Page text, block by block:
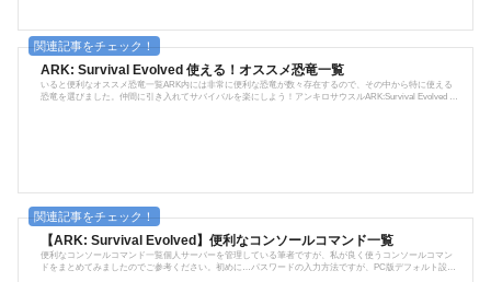
ARK: Survival Evolvedで腐敗ゲージを復活させる小技を伝
授。腐りそうなアイテムはとある方法で消費期限が回復しま
す。小技を駆使してアイテムのロスを減らしてみましょう。
【ARK: Survival Evolved】
意外な椅子の使い道
ARK: Survival Evolved 使える！オススメ恐竜一覧
いると便利なオススメ恐竜一覧ARK内には非常に便利な恐竜が数々存在するので、その中から特に使える
恐竜を選びました。仲間に引き入れてサバイバルを楽にしよう！アンキロサウスルARK:Survival Evolved W
【ARK: Survival Evolved】便利なコンソールコマンド一覧
便利なコンソールコマンド一覧個人サーバーを管理している筆者ですが、私が良く使うコンソールコマン
ドをまとめてみましたのでご参考ください。初めに…パスワードの入力方法ですが、PC版デフォルト設定